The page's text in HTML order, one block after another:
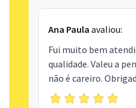
Ana Paula avaliou:
Fui muito bem
qualidade. Valeu a
não é careiro.